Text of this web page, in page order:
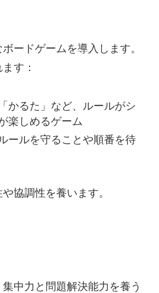
ードゲームを導入します。
す：
かるた」など、ルールがシ
楽しめるゲーム
ールを守ることや順番を待
協調性を養います。
中力と問題解決能力を養う